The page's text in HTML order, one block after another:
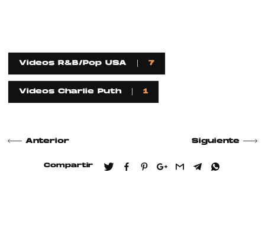
Videos R&B/Pop USA 7
Videos Charlie Puth 1
Anterior Siguiente
Compartir